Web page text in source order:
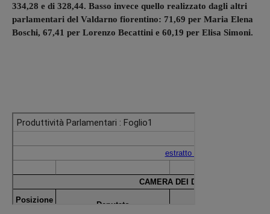
334,28 e di 328,44. Basso invece quello realizzato dagli altri
parlamentari del Valdarno fiorentino: 71,69 per Maria Elena
Boschi, 67,41 per Lorenzo Becattini e 60,19 per Elisa Simoni.